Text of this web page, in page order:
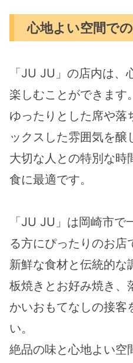
心地よい空間で
「JU JU」の店内は、
楽しむことができます。
ゆったりとした席や落
ックスした雰囲気を醸
大切な人との特別な時
食に最適です。
「JU JU」は岡崎市
る方にぴったりのお店
新鮮な食材と伝統的な
板焼きとお好み焼き、
かいおもてなしの接客
い。
絶品の味と心地よい空